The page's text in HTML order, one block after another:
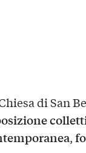
di San
,